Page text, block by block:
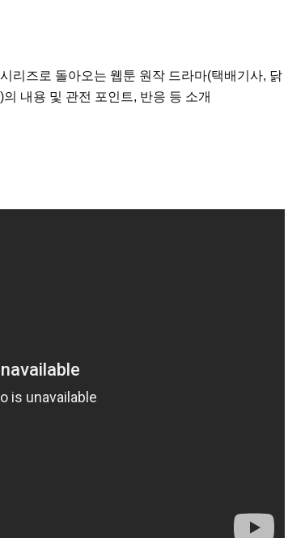
리즈로 돌아오는 웹툰 원작 드라마(택배기사, 닭
내용 및 관전 포인트, 반응 등 소개